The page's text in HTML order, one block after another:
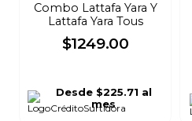
Combo Lattafa Yara Y
Lattafa Yara Tous
$1249.00
Desde$225.71 al
mes